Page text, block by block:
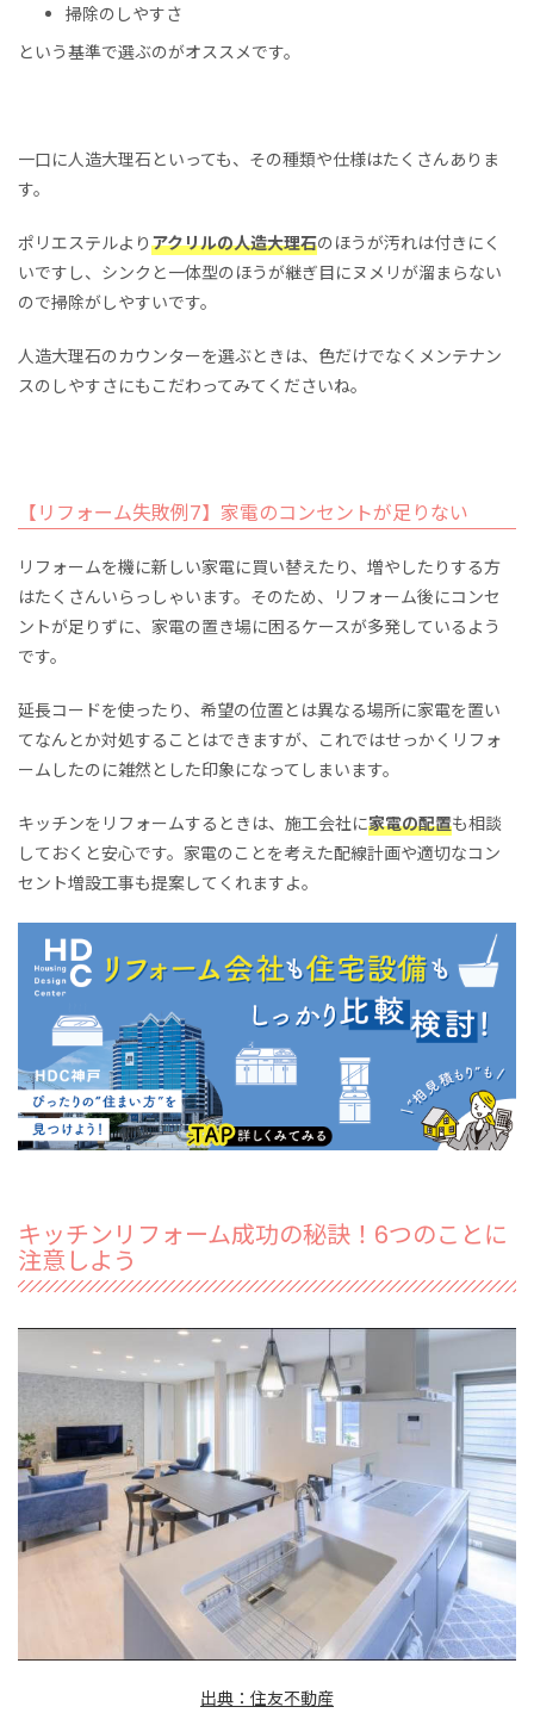
掃除のしやすさ
という基準で選ぶのがオススメです。
一口に人造大理石といっても、その種類や仕様はたくさんありま
す。
ポリエステルよりアクリルの人造大理石のほうが汚れは付きにく
いですし、シンクと一体型のほうが継ぎ目にヌメリが溜まらない
ので掃除がしやすいです。
人造大理石のカウンターを選ぶときは、色だけでなくメンテナン
スのしやすさにもこだわってみてくださいね。
【リフォーム失敗例7】家電のコンセントが足りない
リフォームを機に新しい家電に買い替えたり、増やしたりする方
はたくさんいらっしゃいます。そのため、リフォーム後にコンセ
ントが足りずに、家電の置き場に困るケースが多発しているよう
です。
延長コードを使ったり、希望の位置とは異なる場所に家電を置い
てなんとか対処することはできますが、これではせっかくリフォ
ームしたのに雑然とした印象になってしまいます。
キッチンをリフォームするときは、施工会社に家電の配置も相談
しておくと安心です。家電のことを考えた配線計画や適切なコン
セント増設工事も提案してくれますよ。
キッチンリフォーム成功の秘訣！6つのことに
注意しよう
出典：住友不動産